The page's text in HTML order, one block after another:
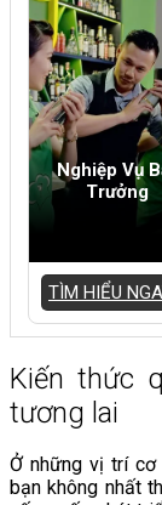
Nghiệp Vụ
Trưởng
TÌM HIỂU
Kiến thức
tương lai
Ở những vị trí cơ
bạn không nhất